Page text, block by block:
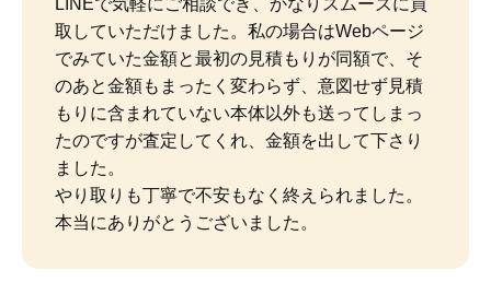
LINEで気軽にご相談でき、かなりスムーズに買
取していただけました。私の場合はWebページ
でみていた金額と最初の見積もりが同額で、そ
のあと金額もまったく変わらず、意図せず見積
もりに含まれていない本体以外も送ってしまっ
たのですが査定してくれ、金額を出して下さり
ました。
やり取りも丁寧で不安もなく終えられました。
本当にありがとうございました。